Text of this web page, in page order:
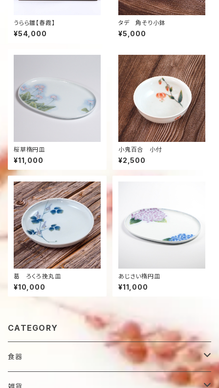
うらら雛【春霞】
¥54,000
タデ 角そり小鉢
¥5,000
桜草楕円皿
¥11,000
小鬼百合 小付
¥2,500
葛 ろくろ挽丸皿
¥10,000
あじさい楕円皿
¥11,000
CATEGORY
食器
鉢
雑貨